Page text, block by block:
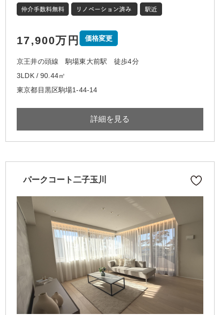
17,900万円 価格変更
京王井の頭線 駒場東大前駅 徒歩4分
3LDK / 90.44㎡
東京都目黒区駒場1-44-14
詳細を見る
パークコート二子玉川